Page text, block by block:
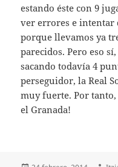
estando éste con 9
ver errores e
porque llevamos ya
parecidos. Pero eso
sacando todavía 4
perseguidor, la Real
muy fuerte. Por
el Granada!